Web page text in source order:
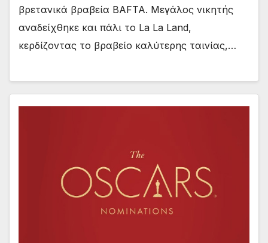
βρετανικά βραβεία BAFTA. Μεγάλος νικητής
αναδείχθηκε και πάλι το La La Land,
κερδίζοντας το βραβείο καλύτερης ταινίας,…